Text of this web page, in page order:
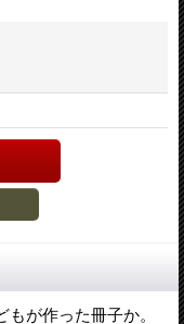
が作った冊子か。